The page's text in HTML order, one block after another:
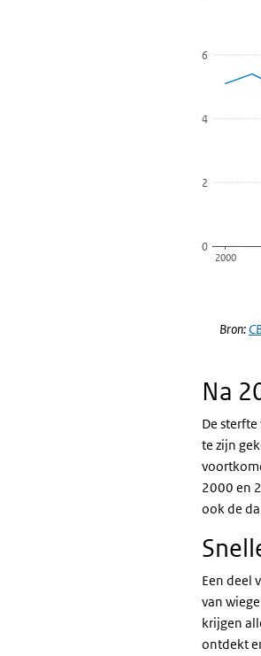
De
0
2
4
6
2000
Bron:
Na
De
te zijn
2000 en
ook de
Een deel
van
krijgen
ontdekt